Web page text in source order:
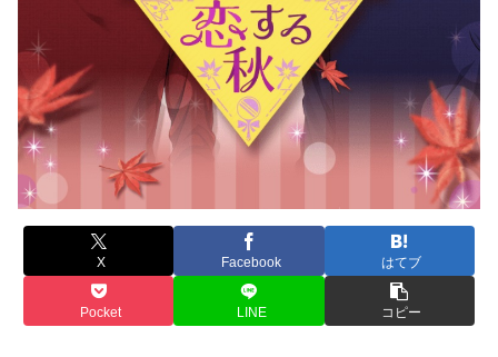
X Facebook はてブ
Pocket LINE コピー